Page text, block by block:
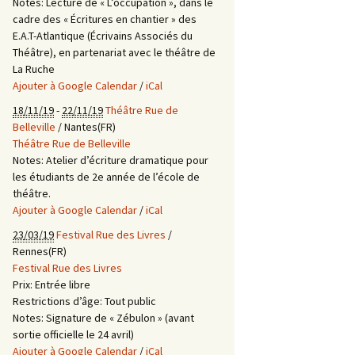
cadre des « Écritures en chantier » des
E.A.T-Atlantique (Écrivains Associés du
Théâtre), en partenariat avec le théâtre de
La Ruche
Ajouter à Google Calendar /iCal
18/11/19- 22/11/19Théâtre Rue de
Belleville / Nantes(FR)
Théâtre Rue de Belleville
Notes: Atelier d’écriture dramatique pour
les étudiants de 2e année de l’école de
théâtre.
Ajouter à Google Calendar /iCal
23/03/19Festival Rue des Livres /
Rennes(FR)
Festival Rue des Livres
Prix: Entrée libre
Restrictions d’âge: Tout public
Notes: Signature de « Zébulon » (avant
sortie officielle le 24 avril)
Ajouter à Google Calendar /iCal